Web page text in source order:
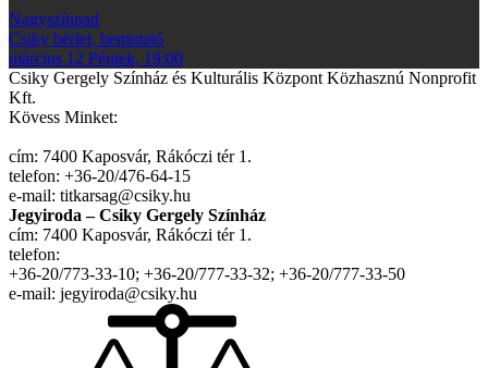
Nagyszínpad
Csiky bérlet, bemutató
március 12 Péntek, 19:00
Csiky Gergely Színház és Kulturális Központ Közhasznú Nonprofit
Kft.
Kövess Minket:
cím: 7400 Kaposvár, Rákóczi tér 1.
telefon: +36-20/476-64-15
e-mail: titkarsag@csiky.hu
Jegyiroda – Csiky Gergely Színház
cím: 7400 Kaposvár, Rákóczi tér 1.
telefon:
+36-20/773-33-10; +36-20/777-33-32; +36-20/777-33-50
e-mail: jegyiroda@csiky.hu